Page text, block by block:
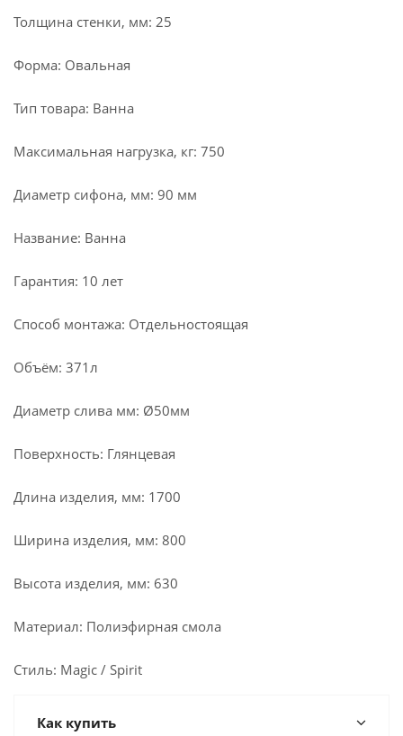
Толщина стенки, мм: 25
Форма: Овальная
Тип товара: Ванна
Максимальная нагрузка, кг: 750
Диаметр сифона, мм: 90 мм
Название: Ванна
Гарантия: 10 лет
Способ монтажа: Отдельностоящая
Объём: 371л
Диаметр слива мм: Ø50мм
Поверхность: Глянцевая
Длина изделия, мм: 1700
Ширина изделия, мм: 800
Высота изделия, мм: 630
Материал: Полиэфирная смола
Стиль: Magic / Spirit
Как купить